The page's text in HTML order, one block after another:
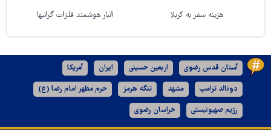
هزینه سفر به کربلا انبار هوشمند فلزات گرانبها
آستان قدس رضوی اربعین حسینی ایران آمریکا
دونالد ترامپ مشهد تنگه هرمز حرم مطهر امام رضا (ع)
رژیم صهیونیستی خراسان رضوی